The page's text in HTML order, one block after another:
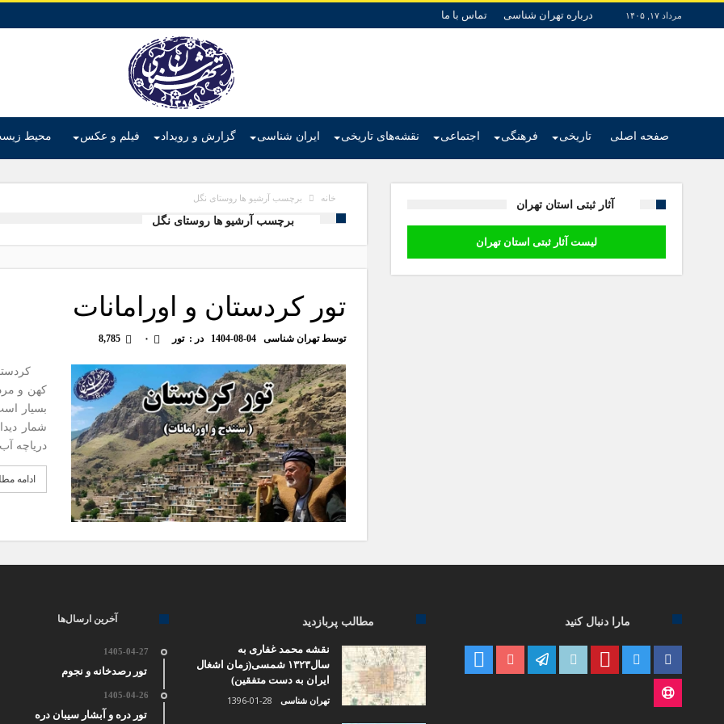
مرداد ۱۷, ۱۴۰۵ درباره تهران شناسی تماس با ما
صفحه اصلی تاریخی فرهنگی اجتماعی نقشه‌های تاریخی ایران شناسی گزارش و رویداد فیلم و عکس محیط
خانه برچسب آرشیو ها روستای نگل
برچسب آرشیو ها روستای نگل
تور کردستان و اورامانات
توسطتهران شناسی 1404-08-04 در :تور ۰ 8,785
کهن و
بسیار
شمار
دریاچه
ادامه
آثار ثبتی استان تهران
لیست آثار ثبتی استان تهران
مارا دنبال کنید مطالب پربازدید
نقشه محمد غفاری به
سال۱۳۲۳ شمسی(زمان اشغال
ایران به دست متفقین)
تهران شناسی 1396-01-28
آخرین ارسال‌ها
1405-04-27
تور رصدخانه و نجوم
1405-04-26
تور دره و آبشار سیبان دره